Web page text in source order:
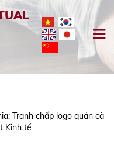
Tranh chấp logo quán cà
Kinh tế